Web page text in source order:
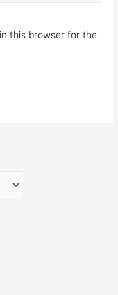
this browser for the